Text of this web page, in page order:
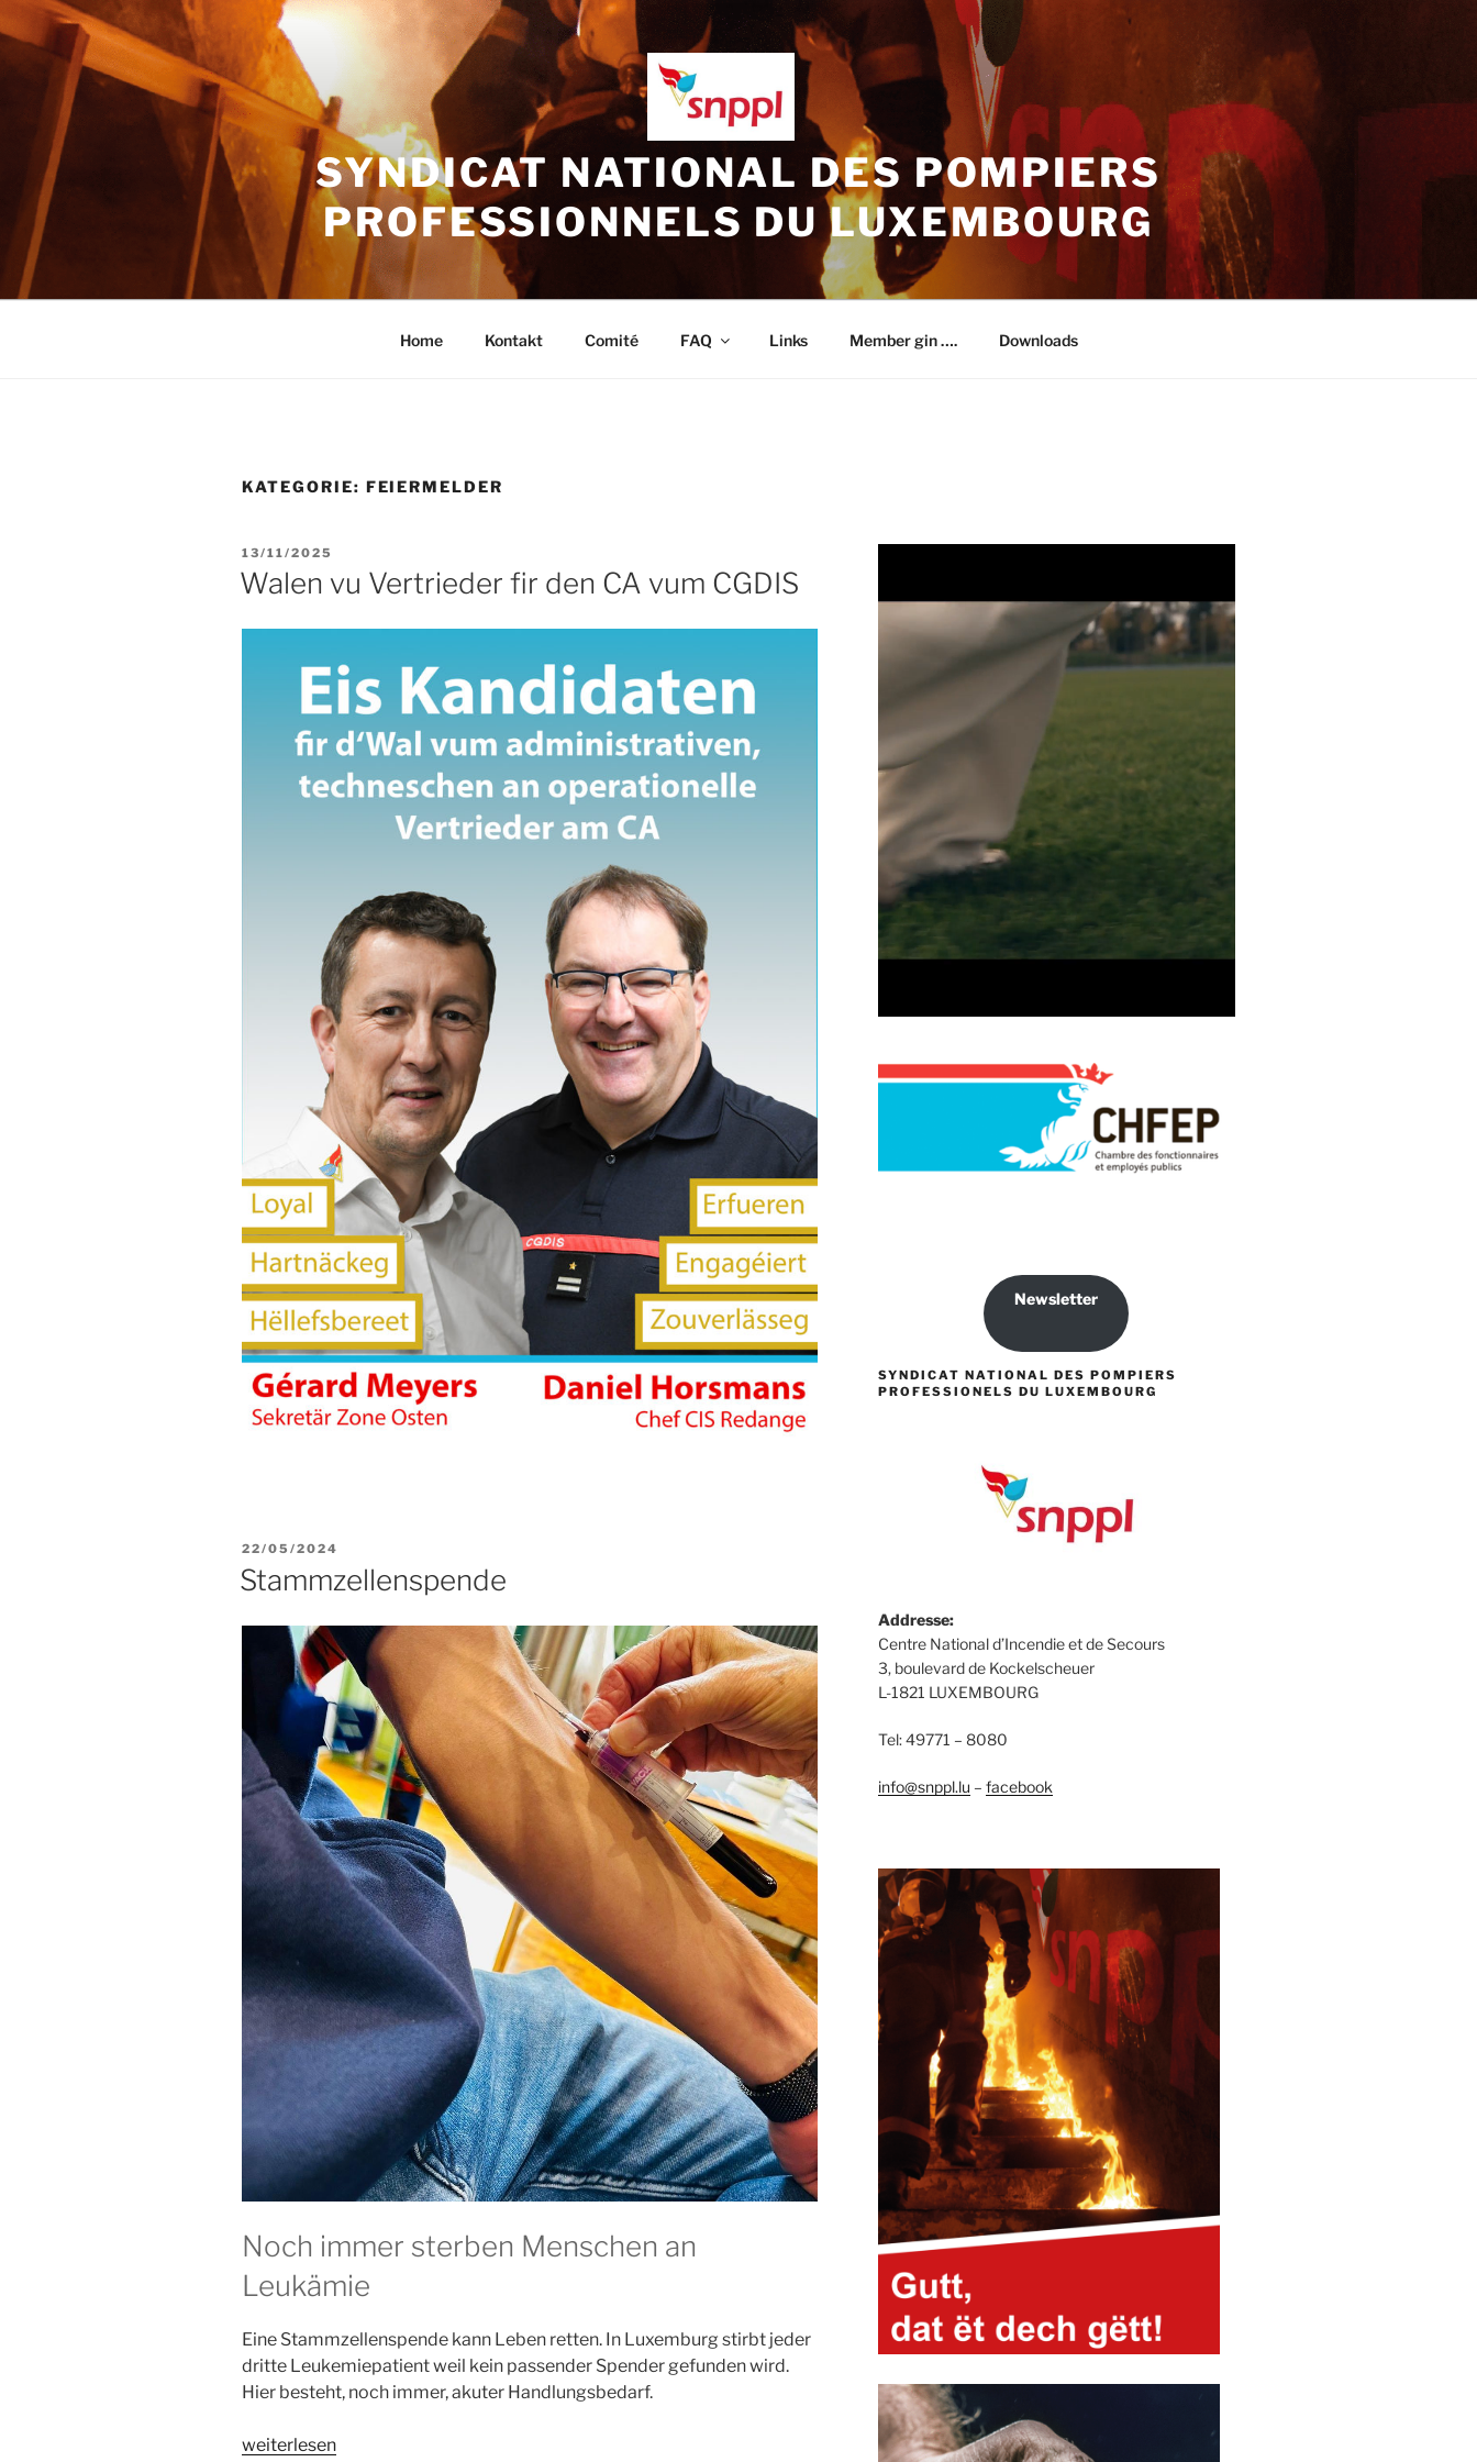
Zum
Inhalt
springen
SYNDICAT NATIONAL DES POMPIERS
PROFESSIONNELS DU LUXEMBOURG
Home Kontakt Comité FAQ Links Member gin …. Downloads
KATEGORIE: FEIERMELDER
VERÖFFENTLICHT
AM
13/11/2025
Walen vu Vertrieder fir den CA vum CGDIS
VERÖFFENTLICHT
AM
22/05/2024
Stammzellenspende
Noch immer sterben Menschen an
Leukämie
Eine Stammzellenspende kann Leben retten. In Luxemburg stirbt jeder
dritte Leukemiepatient weil kein passender Spender gefunden wird.
Hier besteht, noch immer, akuter Handlungsbedarf.
„Stammzellenspende“
weiterlesen
Newsletter
SYNDICAT NATIONAL DES POMPIERS
PROFESSIONELS DU LUXEMBOURG
Addresse:
Centre National d’Incendie et de Secours
3, boulevard de Kockelscheuer
L-1821 LUXEMBOURG
Tel: 49771 – 8080
info@snppl.lu – facebook